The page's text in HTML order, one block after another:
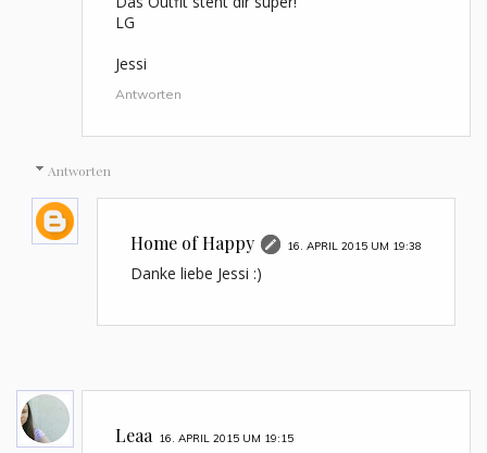
LG
Jessi
Antworten
Antworten
Home of Happy 16. APRIL 2015 UM 19:38
Danke liebe Jessi :)
Leaa 16. APRIL 2015 UM 19:15